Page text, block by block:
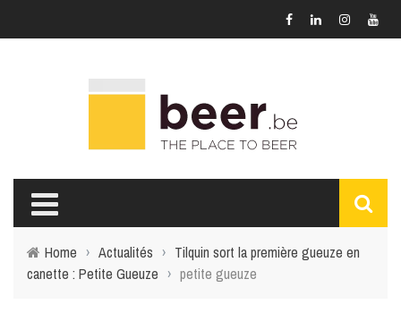
Home › Actualités › Tilquin sort la première gueuze en
canette : Petite Gueuze › petite gueuze